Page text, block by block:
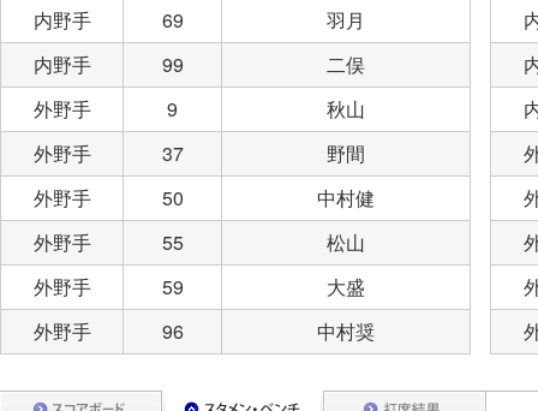
内野手
69
羽月
内野手
99
二俣
外野手
9
秋山
外野手
37
野間
外野手
50
中村健
外野手
55
松山
外野手
59
大盛
外野手
96 中村奨